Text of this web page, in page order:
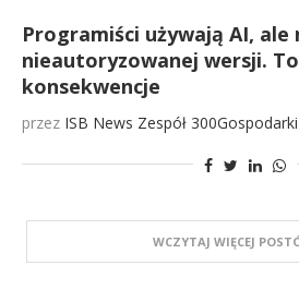
Programiści używają AI, ale
nieautoryzowanej wersji.
konsekwencje
przez ISB News Zespół 300Gospodarki
WCZYTAJ WIĘCEJ